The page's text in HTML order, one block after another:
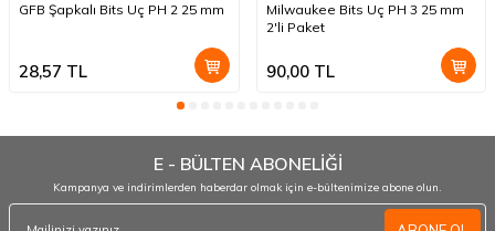
GFB Şapkalı Bits Uç PH 2 25 mm
28,57 TL
Milwaukee Bits Uç PH 3 25 mm
2'li Paket
90,00TL
E - BÜLTEN ABONELİĞİ
Kampanya ve indirimlerden haberdar olmak için e-bültenimize abone olun.